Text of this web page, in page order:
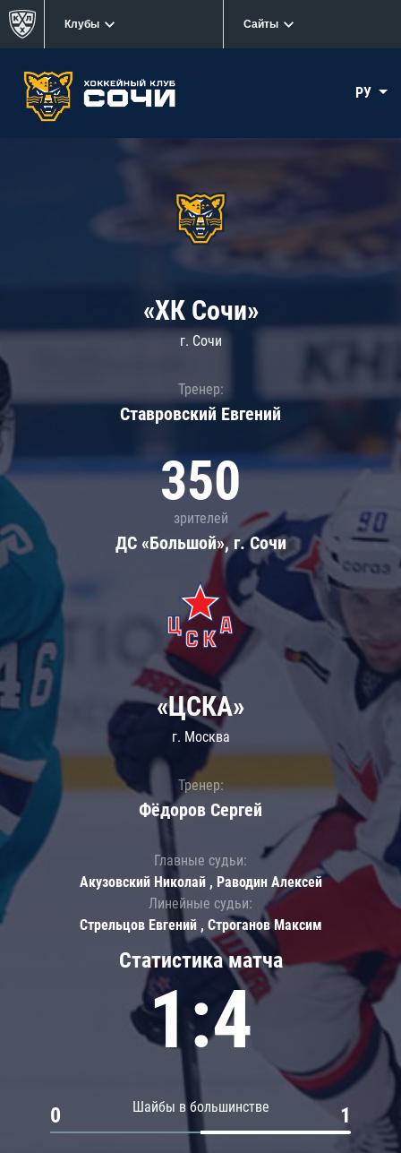
Клубы Сайты
РУ
«ХК Сочи»
г. Сочи
Тренер:
Ставровский Евгений
350
зрителей
ДС «Большой», г. Сочи
Статистика матча
1:4
Шайбы в большинстве
0 1
«ЦСКА»
г. Москва
Тренер:
Фёдоров Сергей
Главные судьи:
Акузовский Николай , Раводин Алексей
Линейные судьи:
Стрельцов Евгений , Строганов Максим